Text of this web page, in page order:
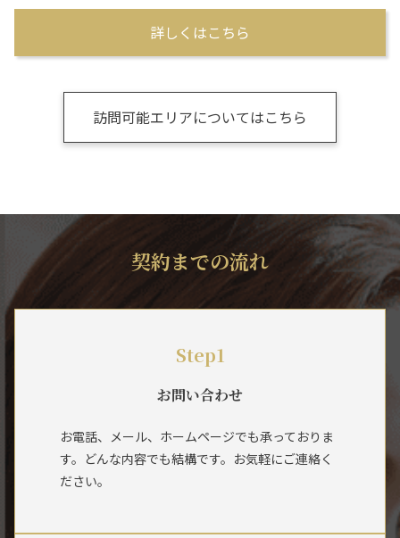
詳しくはこちら
訪問可能エリアについてはこちら
契約までの流れ
Step1
お問い合わせ
お電話、メール、ホームページでも承っておりま
す。どんな内容でも結構です。お気軽にご連絡く
ださい。